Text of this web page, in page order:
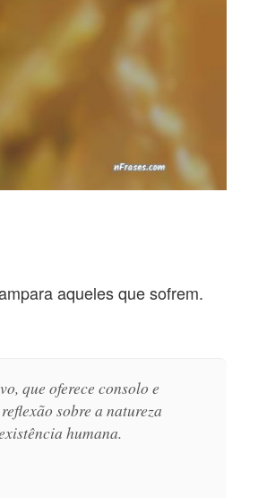
aqueles que sofrem.
que oferece consolo e
sobre a natureza
humana.